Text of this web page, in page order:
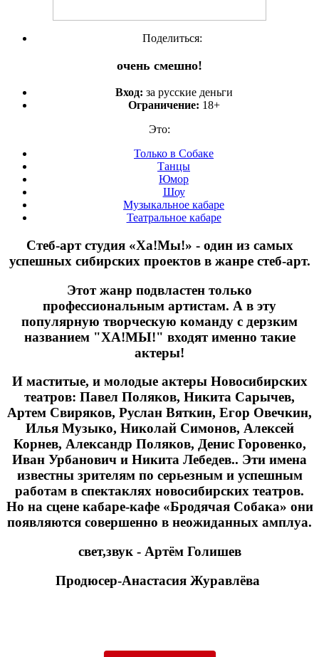
Поделиться:
очень смешно!
Вход: за русские деньги
Ограничение: 18+
Это:
Только в Собаке
Танцы
Юмор
Шоу
Музыкальное кабаре
Театральное кабаре
Стеб-арт студия «Ха!Мы!» - один из самых
успешных сибирских проектов в жанре стеб-арт.
Этот жанр подвластен только
профессиональным артистам. А в эту
популярную творческую команду с дерзким
названием "ХА!МЫ!" входят именно такие
актеры!
И маститые, и молодые актеры Новосибирских
театров: Павел Поляков, Никита Сарычев,
Артем Свиряков, Руслан Вяткин, Егор Овечкин,
Илья Музыко, Николай Симонов, Алексей
Корнев, Александр Поляков, Денис Горовенко,
Иван Урбанович и Никита Лебедев.. Эти имена
известны зрителям по серьезным и успешным
работам в спектаклях новосибирских театров.
Но на сцене кабаре-кафе «Бродячая Собака» они
появляются совершенно в неожиданных амплуа.
свет,звук - Артём Голишев
Продюсер-Анастасия Журавлёва